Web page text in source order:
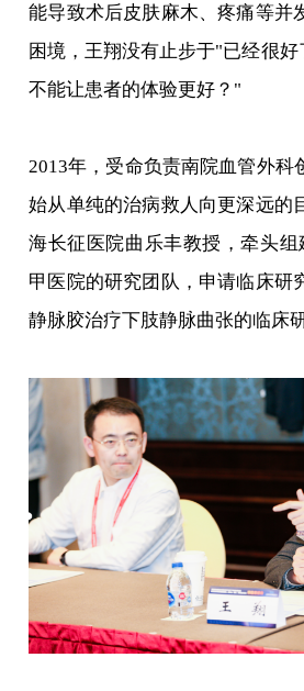
能导致术后皮肤麻木、疼痛等并
困境，王翔没有止步于"已经很
不能让患者的体验更好？"
2013年，受命负责南院血管外科
始从单纯的治病救人向更深远的
海长征医院曲乐丰教授，牵头
甲医院的研究团队，申请临床研
静脉胶治疗下肢静脉曲张的临床